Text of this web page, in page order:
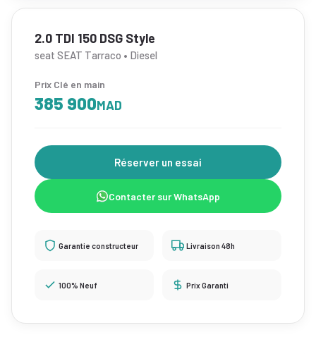
2.0 TDI 150 DSG Style
seat SEAT Tarraco • Diesel
Prix Clé en main
385 900MAD
Réserver un essai
Contacter sur WhatsApp
Garantie constructeur Livraison 48h
100% Neuf Prix Garanti